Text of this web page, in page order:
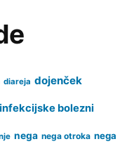
diareja dojenček
infekcijske bolezni
nega nega otroka nega